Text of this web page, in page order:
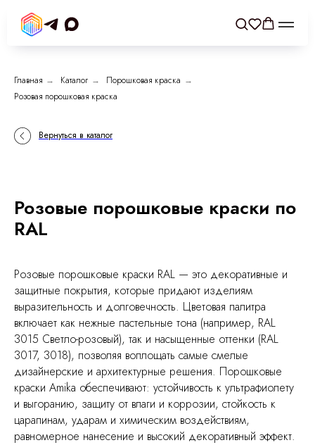
Главная → Каталог → Порошковая краска →
Розовая порошковая краска
Вернуться в каталог
Розовые порошковые краски по
RAL
Розовые порошковые краски RAL — это декоративные и
защитные покрытия, которые придают изделиям
выразительность и долговечность. Цветовая палитра
включает как нежные пастельные тона (например, RAL
3015 Светло-розовый), так и насыщенные оттенки (RAL
3017, 3018), позволяя воплощать самые смелые
дизайнерские и архитектурные решения. Порошковые
краски Amika обеспечивают: устойчивость к ультрафиолету
и выгоранию, защиту от влаги и коррозии, стойкость к
царапинам, ударам и химическим воздействиям,
равномерное нанесение и высокий декоративный эффект.